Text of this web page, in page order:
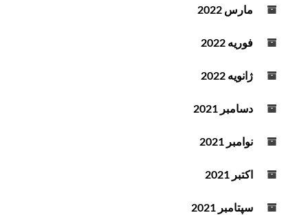
مارس 2022
فوریه 2022
ژانویه 2022
دسامبر 2021
نوامبر 2021
اکتبر 2021
سپتامبر 2021